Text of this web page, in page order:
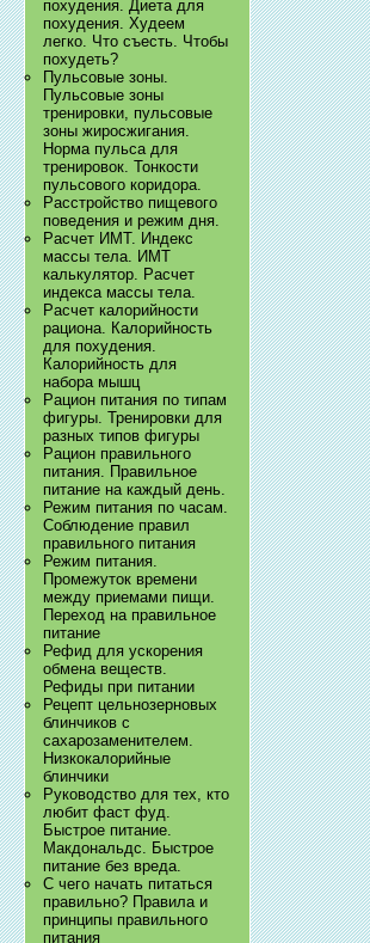
похудения. Диета для
похудения. Худеем
легко. Что съесть. Чтобы
похудеть?
Пульсовые зоны.
Пульсовые зоны
тренировки, пульсовые
зоны жиросжигания.
Норма пульса для
тренировок. Тонкости
пульсового коридора.
Расстройство пищевого
поведения и режим дня.
Расчет ИМТ. Индекс
массы тела. ИМТ
калькулятор. Расчет
индекса массы тела.
Расчет калорийности
рациона. Калорийность
для похудения.
Калорийность для
набора мышц
Рацион питания по типам
фигуры. Тренировки для
разных типов фигуры
Рацион правильного
питания. Правильное
питание на каждый день.
Режим питания по часам.
Соблюдение правил
правильного питания
Режим питания.
Промежуток времени
между приемами пищи.
Переход на правильное
питание
Рефид для ускорения
обмена веществ.
Рефиды при питании
Рецепт цельнозерновых
блинчиков с
сахарозаменителем.
Низкокалорийные
блинчики
Руководство для тех, кто
любит фаст фуд.
Быстрое питание.
Макдональдс. Быстрое
питание без вреда.
С чего начать питаться
правильно? Правила и
принципы правильного
питания